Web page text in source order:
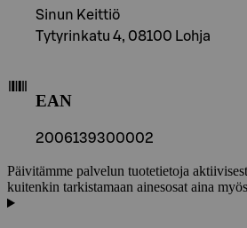
Sinun Keittiö
Tytyrinkatu 4, 08100 Lohja
EAN
2006139300002
Päivitämme palvelun tuotetietoja
kuitenkin tarkistamaan ainesosat aina